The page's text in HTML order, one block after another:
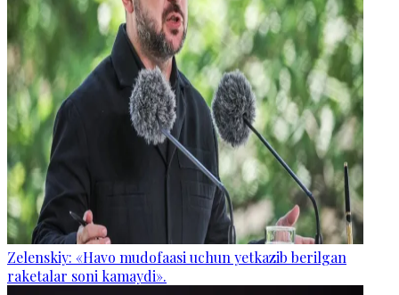
Zelenskiy: «Havo mudofaasi uchun yetkazib berilgan
raketalar soni kamaydi».